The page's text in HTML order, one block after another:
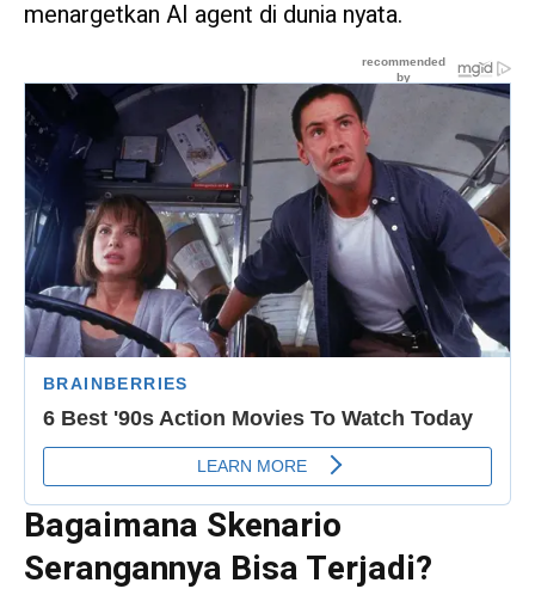
menargetkan AI agent di dunia nyata.
Bagaimana Skenario
Serangannya Bisa Terjadi?